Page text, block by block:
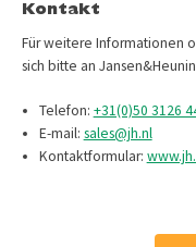
Kontakt
Für weitere Informationen
sich bitte an
Telefon: +31(0)50 3126
E-mail: sales@jh.nl
Kontaktformular: